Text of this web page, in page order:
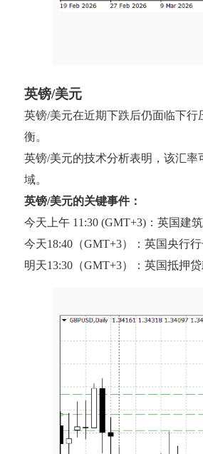
英镑/美元
英镑/美元在近期下跌后仍面临下行
衡。
英镑/美元的技术分析表明，该汇率
域。
英镑/美元的关键事件：
今天上午 11:30 (GMT+3)：英国建
今天18:40（GMT+3）：英国央行
明天13:30（GMT+3）：英国抵押贷